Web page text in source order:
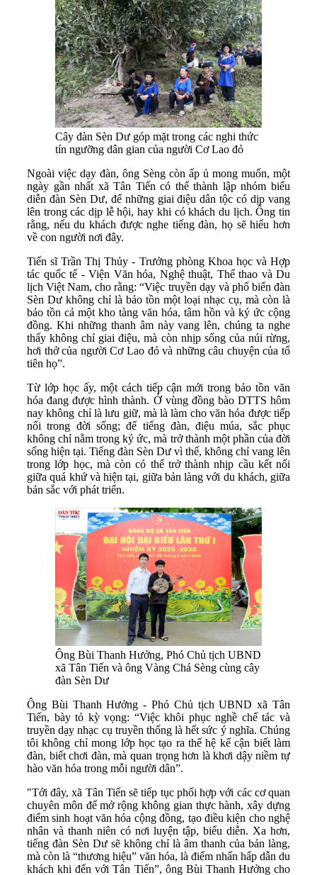
Cây đàn Sèn Dư góp mặt trong các nghi thức
tín ngưỡng dân gian của người Cơ Lao đỏ
Ngoài việc dạy đàn, ông Sèng còn ấp ủ mong muốn, một
ngày gần nhất xã Tân Tiến có thể thành lập nhóm biểu
diễn đàn Sèn Dư, để những giai điệu dân tộc có dịp vang
lên trong các dịp lễ hội, hay khi có khách du lịch. Ông tin
rằng, nếu du khách được nghe tiếng đàn, họ sẽ hiểu hơn
về con người nơi đây.
Tiến sĩ Trần Thị Thủy - Trưởng phòng Khoa học và Hợp
tác quốc tế - Viện Văn hóa, Nghệ thuật, Thể thao và Du
lịch Việt Nam, cho rằng: “Việc truyền dạy và phổ biến đàn
Sèn Dư không chỉ là bảo tồn một loại nhạc cụ, mà còn là
bảo tồn cả một kho tàng văn hóa, tâm hồn và ký ức cộng
đồng. Khi những thanh âm này vang lên, chúng ta nghe
thấy không chỉ giai điệu, mà còn nhịp sống của núi rừng,
hơi thở của người Cơ Lao đỏ và những câu chuyện của tổ
tiên họ”.
Từ lớp học ấy, một cách tiếp cận mới trong bảo tồn văn
hóa đang được hình thành. Ở vùng đồng bào DTTS hôm
nay không chỉ là lưu giữ, mà là làm cho văn hóa được tiếp
nối trong đời sống; để tiếng đàn, điệu múa, sắc phục
không chỉ nằm trong ký ức, mà trở thành một phần của đời
sống hiện tại. Tiếng đàn Sèn Dư vì thế, không chỉ vang lên
trong lớp học, mà còn có thể trở thành nhịp cầu kết nối
giữa quá khứ và hiện tại, giữa bản làng với du khách, giữa
bản sắc với phát triển.
Ông Bùi Thanh Hưởng, Phó Chủ tịch UBND
xã Tân Tiến và ông Vàng Chá Sèng cùng cây
đàn Sèn Dư
Ông Bùi Thanh Hưởng - Phó Chủ tịch UBND xã Tân
Tiến, bày tỏ kỳ vọng: “Việc khôi phục nghề chế tác và
truyền dạy nhạc cụ truyền thống là hết sức ý nghĩa. Chúng
tôi không chỉ mong lớp học tạo ra thế hệ kế cận biết làm
đàn, biết chơi đàn, mà quan trọng hơn là khơi dậy niềm tự
hào văn hóa trong mỗi người dân”.
"Tới đây, xã Tân Tiến sẽ tiếp tục phối hợp với các cơ quan
chuyên môn để mở rộng không gian thực hành, xây dựng
điểm sinh hoạt văn hóa cộng đồng, tạo điều kiện cho nghệ
nhân và thanh niên có nơi luyện tập, biểu diễn. Xa hơn,
tiếng đàn Sèn Dư sẽ không chỉ là âm thanh của bản làng,
mà còn là “thương hiệu” văn hóa, là điểm nhấn hấp dẫn du
khách khi đến với Tân Tiến”, ông Bùi Thanh Hưởng cho